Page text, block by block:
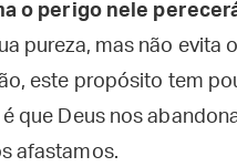
o perigo nele
pureza, mas não evita
este propósito tem
que Deus nos
afastamos.